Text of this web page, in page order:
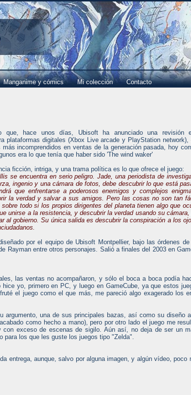
Manganime y cómics Mi colección Contacto
que, hace unos días, Ubisoft ha anunciado una revisión
plataformas digitales (Xbox Live arcade y PlayStation network),
incomprendidos en ventas de la generación pasada, hoy
era lo que tenía que haber sido 'The wind waker'
ficción, intriga, y una trama política es lo que ofrece el juego:
se encuentra en serio peligro. Jade, una periodista de
ingenio y una cámara de fotos, debe descubrir lo que está
que enfrentarse a poderosos enemigos y complejos
la verdad y salvar a sus amigos. Pero las cosas no son tan
todo si los propios dirigentes del planeta tienen algo que
unirse a la resistencia, y descubrir la verdad usando su cámara,
al gobierno. Su única salida es descubrir la conspiración a los
por el equipo de Ubisoft Montpellier, bajo las órdenes de
Rayman entre otros personajes. Salió a finales del 2003 en
las ventas no acompañaron, y sólo el boca a boca podía
yo, primero en PC, y luego en GameCube, ya que estos
el juego como el que más, me pareció algo exagerado los
argumento, una de sus principales bazas, así como su diseño
como hecho a mano), pero por otro lado el juego me
con exceso de escenas de sigilo. Aún así, no deja de ser un
para los que les guste los juegos tipo "Zelda".
entrega, aunque, salvo por alguna imagen, y algún vídeo, poco